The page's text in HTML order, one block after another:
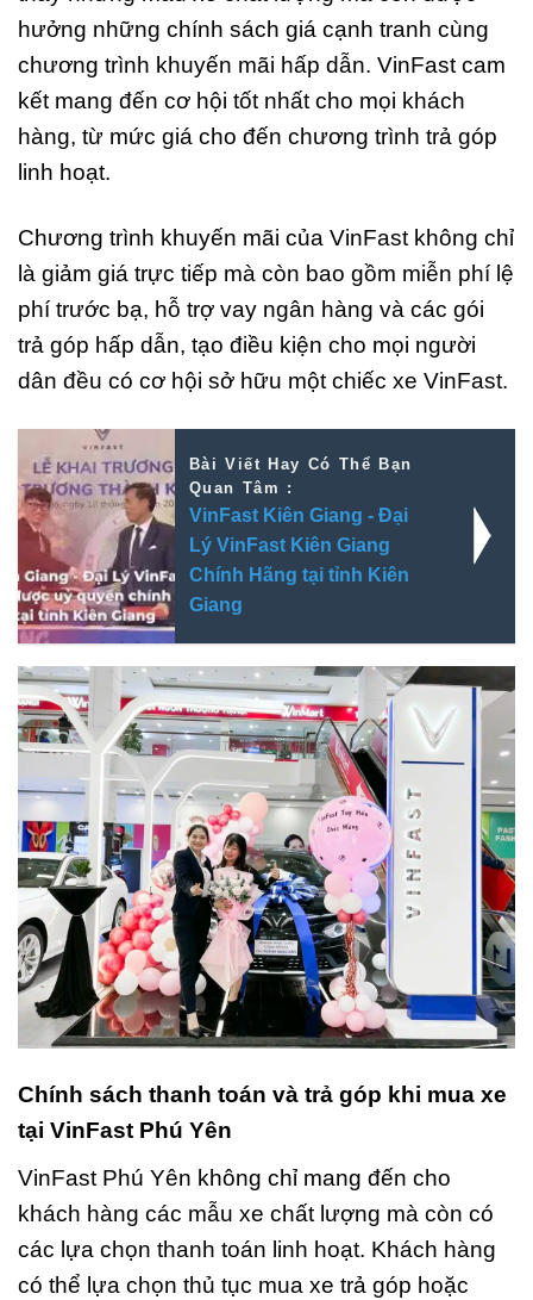
hưởng những chính sách giá cạnh tranh cùng
chương trình khuyến mãi hấp dẫn. VinFast cam
kết mang đến cơ hội tốt nhất cho mọi khách
hàng, từ mức giá cho đến chương trình trả góp
linh hoạt.
Chương trình khuyến mãi của VinFast không chỉ
là giảm giá trực tiếp mà còn bao gồm miễn phí lệ
phí trước bạ, hỗ trợ vay ngân hàng và các gói
trả góp hấp dẫn, tạo điều kiện cho mọi người
dân đều có cơ hội sở hữu một chiếc xe VinFast.
Bài Viết Hay Có Thể Bạn
Quan Tâm :
VinFast Kiên Giang - Đại
Lý VinFast Kiên Giang
Chính Hãng tại tỉnh Kiên
Giang
Chính sách thanh toán và trả góp khi mua xe
tại VinFast Phú Yên
VinFast Phú Yên không chỉ mang đến cho
khách hàng các mẫu xe chất lượng mà còn có
các lựa chọn thanh toán linh hoạt. Khách hàng
có thể lựa chọn thủ tục mua xe trả góp hoặc